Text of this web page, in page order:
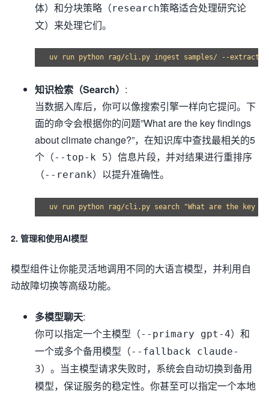
体）和分块策略（research策略适合处理研究论
文）来处理它们。
知识检索（Search） :
当数据入库后，你可以像搜索引擎一样向它提问。下
面的命令会根据你的问题”What are the key findings
about climate change?”，在知识库中查找最相关的5
个（--top-k 5）信息片段，并对结果进行重排序
（--rerank）以提升准确性。
2. 管理和使用AI模型
模型组件让你能灵活地调用不同的大语言模型，并利用自
动故障切换等高级功能。
多模型聊天:
你可以指定一个主模型（--primary gpt-4）和
一个或多个备用模型（--fallback claude-
3）。当主模型请求失败时，系统会自动切换到备用
模型，保证服务的稳定性。你甚至可以指定一个本地